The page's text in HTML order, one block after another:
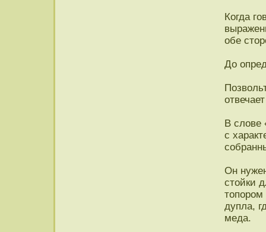
Когда
обе
До
В слове
с
Он
стойки
дупла,
меда.